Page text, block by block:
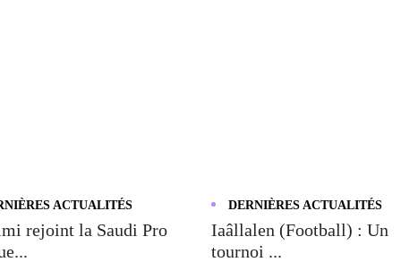
ACTUALITÉS
rejoint la Saudi Pro
DERNIÈRES ACTUALITÉS
Iaâllalen (Football) : Un
tournoi ...